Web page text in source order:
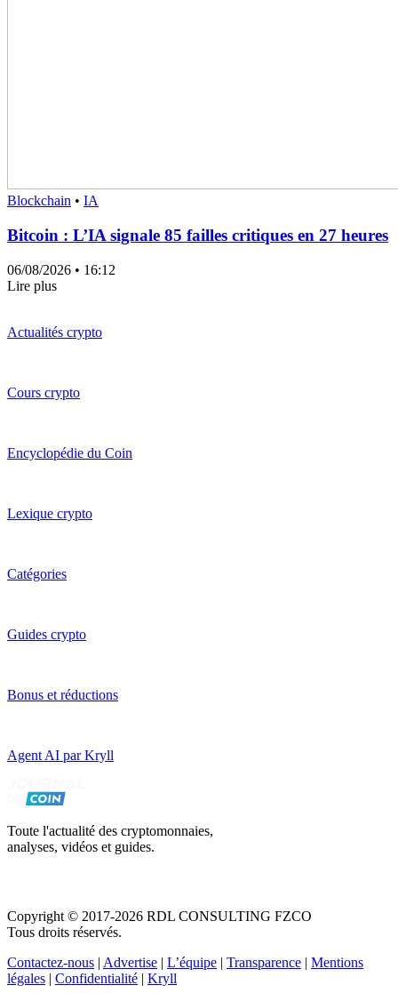
Blockchain • IA
Bitcoin : L’IA signale 85 failles critiques en 27 heures
06/08/2026 • 16:12
Lire plus
Actualités crypto
Cours crypto
Encyclopédie du Coin
Lexique crypto
Catégories
Guides crypto
Bonus et réductions
Agent AI par Kryll
Toute l'actualité des cryptomonnaies,
analyses, vidéos et guides.
Copyright © 2017-2026 RDL CONSULTING FZCO
Tous droits réservés.
Contactez-nous | Advertise | L’équipe | Transparence | Mentions
légales | Confidentialité | Kryll